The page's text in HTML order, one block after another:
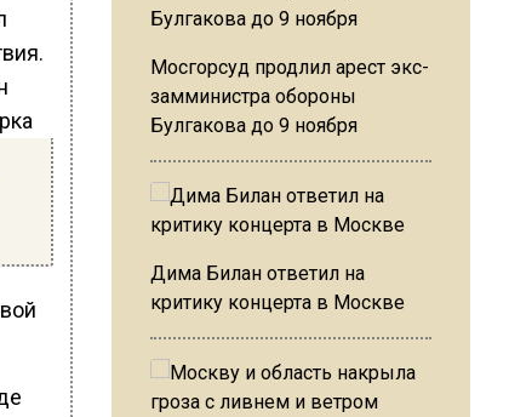
Мосгорсуд продлил арест экс-
замминистра обороны
Булгакова до 9 ноября
Дима Билан ответил на
критику концерта в Москве